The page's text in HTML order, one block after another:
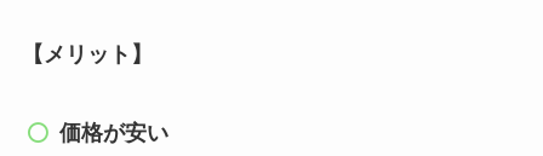
【メリット】
価格が安い